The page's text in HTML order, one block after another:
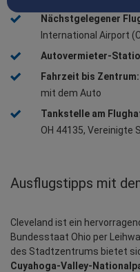
Nächstgelegener
International Airport
Autovermieter-
Fahrzeit bis Zentrum:
mit dem Auto
Tankstelle am
OH 44135, Vereinigte
Ausflugstipps mit
Cleveland ist ein
Bundesstaat Ohio per
Cuyahoga-Valley-